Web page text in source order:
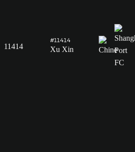
11414
#11414
Xu Xin